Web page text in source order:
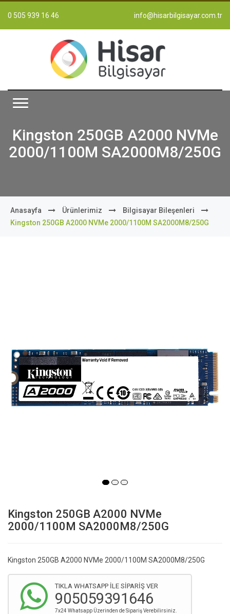
0 505 939 16 46 info@hisarbilgisayar.com.tr
Kingston 250GB A2000 NVMe
2000/1100M SA2000M8/250G
Anasayfa Ürünlerimiz
Bilgisayar Bileşenleri
Kingston 250GB A2000 NVMe 2000/1100M SA2000M8/250G
Kingston 250GB A2000 NVMe
2000/1100M SA2000M8/250G
Kingston 250GB A2000 NVMe 2000/1100M SA2000M8/250G
TIKLA WHATSAPP İLE SİPARİŞ VER
905059391646
7x24 Whatsapp Üzerinden de Sipariş Verebilirsiniz.